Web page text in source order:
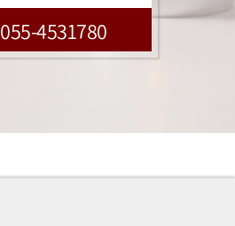
055-4531780